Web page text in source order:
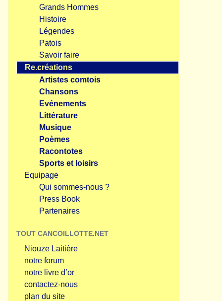
Grands Hommes
Histoire
Légendes
Patois
Savoir faire
Re.créations
Artistes comtois
Chansons
Evénements
Littérature
Musique
Poèmes
Racontotes
Sports et loisirs
Equipage
Qui sommes-nous ?
Press Book
Partenaires
TOUT CANCOILLOTTE.NET
Niouze Laitière
notre forum
notre livre d’or
contactez-nous
plan du site